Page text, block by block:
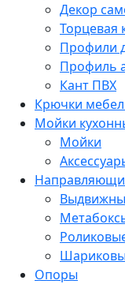
Декор
Торцевая
Профили
Профиль
Кант ПВХ
Крючки
Мойки
Мойки
Опоры